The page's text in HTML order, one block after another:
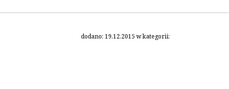
dodano: 19.12.2015 w kategorii: